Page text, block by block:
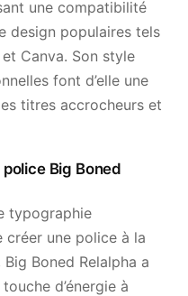
une compatibilité
design populaires tels
Canva. Son style
font d’elle une
titres accrocheurs et
Big Boned
typographie
créer une police à la
Boned Relalpha a
d’énergie à